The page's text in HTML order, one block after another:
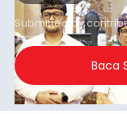
Submitted by
Baca